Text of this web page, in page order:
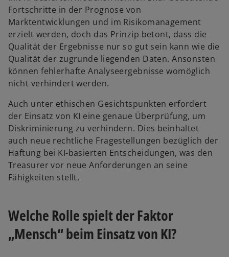
Fortschritte in der Prognose von
Marktentwicklungen und im Risikomanagement
erzielt werden, doch das Prinzip betont, dass die
Qualität der Ergebnisse nur so gut sein kann wie die
Qualität der zugrunde liegenden Daten. Ansonsten
können fehlerhafte Analyseergebnisse womöglich
nicht verhindert werden.
Auch unter ethischen Gesichtspunkten erfordert
der Einsatz von KI eine genaue Überprüfung, um
Diskriminierung zu verhindern. Dies beinhaltet
auch neue rechtliche Fragestellungen bezüglich der
Haftung bei KI-basierten Entscheidungen, was den
Treasurer vor neue Anforderungen an seine
Fähigkeiten stellt.
Welche Rolle spielt der Faktor
„Mensch“ beim Einsatz von KI?